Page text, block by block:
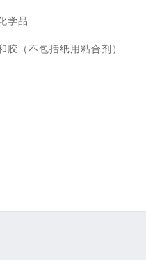
学品
胶（不包括纸用粘合剂）